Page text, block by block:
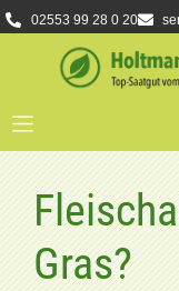
02553 99 28 0 20
Gras?